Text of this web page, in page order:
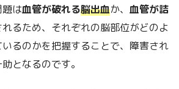
は血管が破れる脳出血か、 血管が詰
れるため、それぞれの脳部位がどのよ
るのかを把握することで、障害され
となるのです。